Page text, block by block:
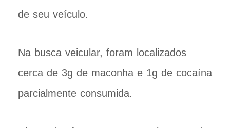
de seu veículo.
Na busca veicular, foram localizados
cerca de 3g de maconha e 1g de cocaína
parcialmente consumida.